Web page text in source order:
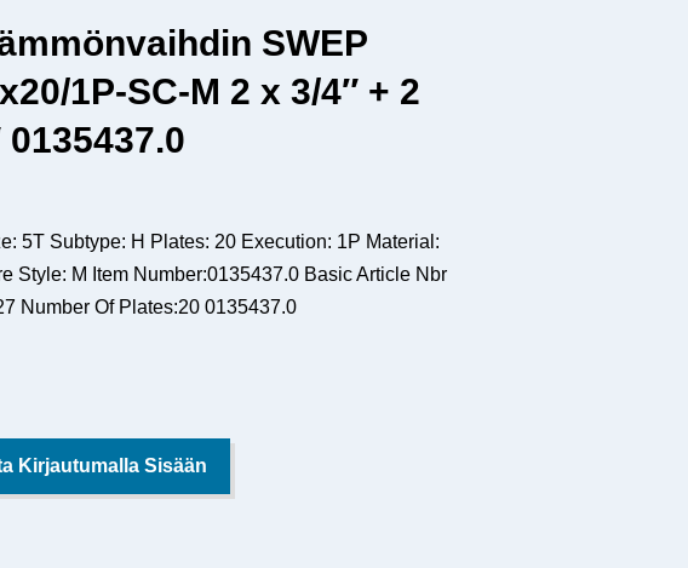
SWEP
1P-SC-M 2 x 3/4″ + 2
0135437.0
5T Subtype: H Plates: 20 Execution: 1P Material:
Style: M Item Number:0135437.0 Basic Article Nbr
Number Of Plates:20 0135437.0
Kirjautumalla Sisään